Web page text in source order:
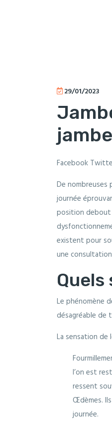
29/01/2023
Facebook
De nombreuses
journée
position debout
existent pour
une
Le phénomène
désagréable de
La sensation de
l’on est
ressent
Œdèmes.
journée.